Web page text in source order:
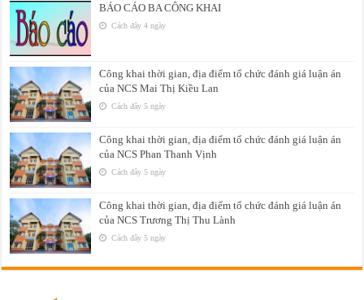
BÁO CÁO BA CÔNG KHAI
Cách đây 4 ngày
Công khai thời gian, địa điểm tổ chức đánh giá luận án
của NCS Mai Thị Kiều Lan
Cách đây 5 ngày
Công khai thời gian, địa điểm tổ chức đánh giá luận án
của NCS Phan Thanh Vịnh
Cách đây 5 ngày
Công khai thời gian, địa điểm tổ chức đánh giá luận án
của NCS Trương Thị Thu Lành
Cách đây 5 ngày